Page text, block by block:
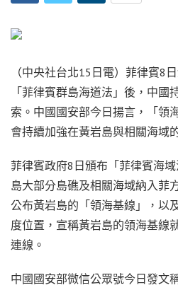
（中央社台北15日電）菲律賓8
「菲律賓群島海道法」後，中國
索。中國國安部今日揚言，「領
會持續加強在黃岩島與相關海域
菲律賓政府8日頒布「菲律賓海
島大部分島礁及相關海域納入菲
公布黃岩島的「領海基線」，以
度位置，宣稱黃岩島的領海基線
連線。
中國國安部微信公眾號今日發文